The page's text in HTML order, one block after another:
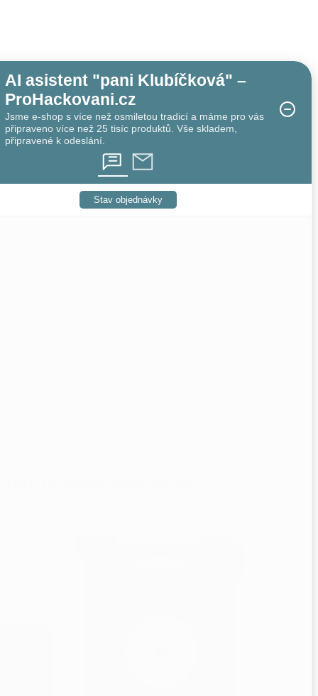
a
ještě dokoupit
AI asistent "pani Klubíčková" –
ProHackovani.cz
Jsme e-shop s více než osmiletou tradicí a máme pro vás
připraveno více než 25 tisíc produktů. Vše skladem,
připravené k odeslání.
Stav objednávky